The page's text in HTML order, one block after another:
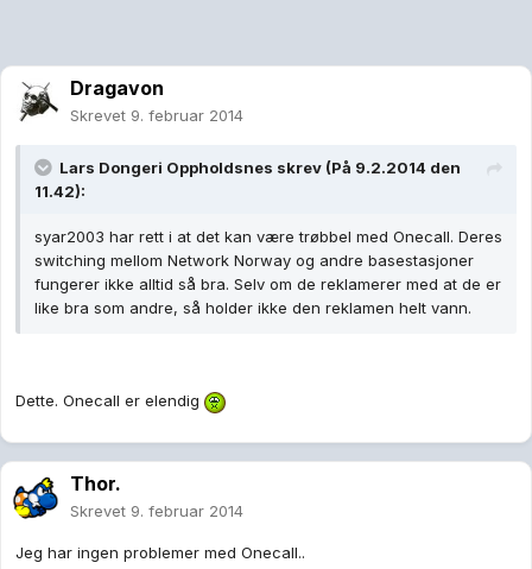
Dragavon
Skrevet 9. februar 2014
Lars Dongeri Oppholdsnes skrev (På 9.2.2014 den
11.42):
syar2003 har rett i at det kan være trøbbel med Onecall. Deres
switching mellom Network Norway og andre basestasjoner
fungerer ikke alltid så bra. Selv om de reklamerer med at de er
like bra som andre, så holder ikke den reklamen helt vann.
Dette. Onecall er elendig
Thor.
Skrevet 9. februar 2014
Jeg har ingen problemer med Onecall..